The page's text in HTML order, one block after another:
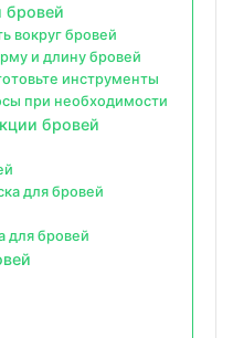
бровей
вокруг бровей
и длину бровей
инструменты
при необходимости
бровей
для бровей
для бровей